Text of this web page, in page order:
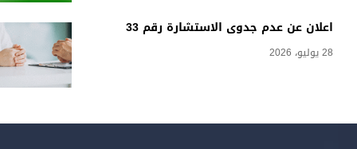
اعلان عن عدم جدوى الاستشارة رقم 33
28 يوليو، 2026